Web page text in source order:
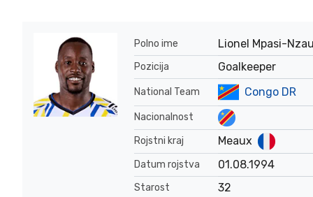
Polno ime Lionel Mpasi-
Pozicija Goalkeeper
National Team Congo DR
Nacionalnost
Rojstni kraj
Meaux
Datum rojstva 01.08.1994
Starost 32